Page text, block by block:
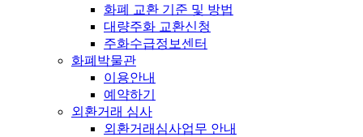
화폐 교환 기준 및 방법
대량주화 교환신청
주화수급정보센터
화폐박물관
이용안내
예약하기
외환거래 심사
외환거래심사업무 안내